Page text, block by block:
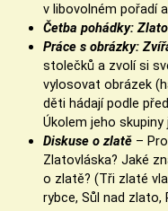
v libovolném pořadí
Četba pohádky:
Práce s obrázky:
stolečků a zvolí si
vylosovat obrázek
děti hádají podle
Úkolem jeho
Diskuse o zlatě –
Zlatovláska? Jaké
o zlatě? (Tři zlaté
rybce, Sůl nad zlato,